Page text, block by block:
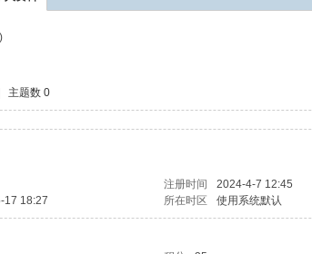
主题数 0
注册时间 2024-4-7 12:45
17 18:27 所在时区 使用系统默认